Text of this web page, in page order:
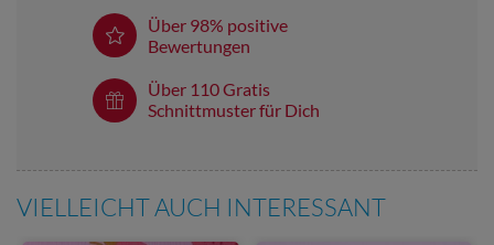
Über 98% positive
Bewertungen
Über 110 Gratis
Schnittmuster für Dich
VIELLEICHT AUCH INTERESSANT